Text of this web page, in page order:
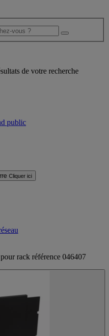
de votre recherche
public
Cliquer ici
rack référence 046407